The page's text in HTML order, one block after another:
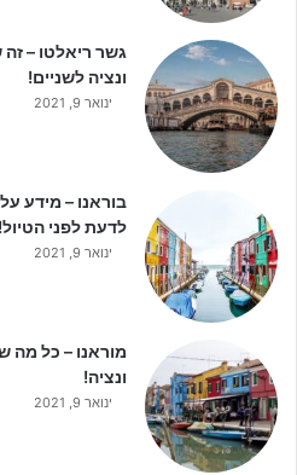
גשר ריאלטו –
ונציה לשניים!
ינואר 9, 2021
בוראנו – מידע
לדעת לפני הטיול!
ינואר 9, 2021
מוראנו – כל מה
ונציה!
ינואר 9, 2021